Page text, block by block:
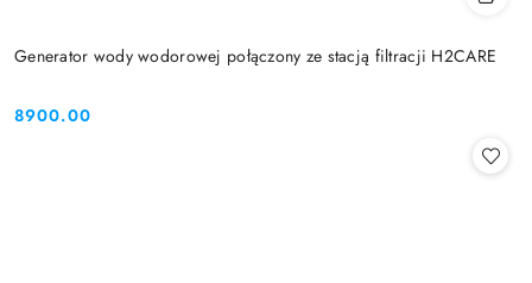
Generator wody wodorowej połączony ze stacją filtracji H2CARE
Cena:
8900.00